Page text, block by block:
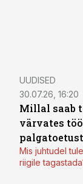
UUDISED
30.07.26, 16:20
Millal saab
värvates
Mis juhtudel
riigile